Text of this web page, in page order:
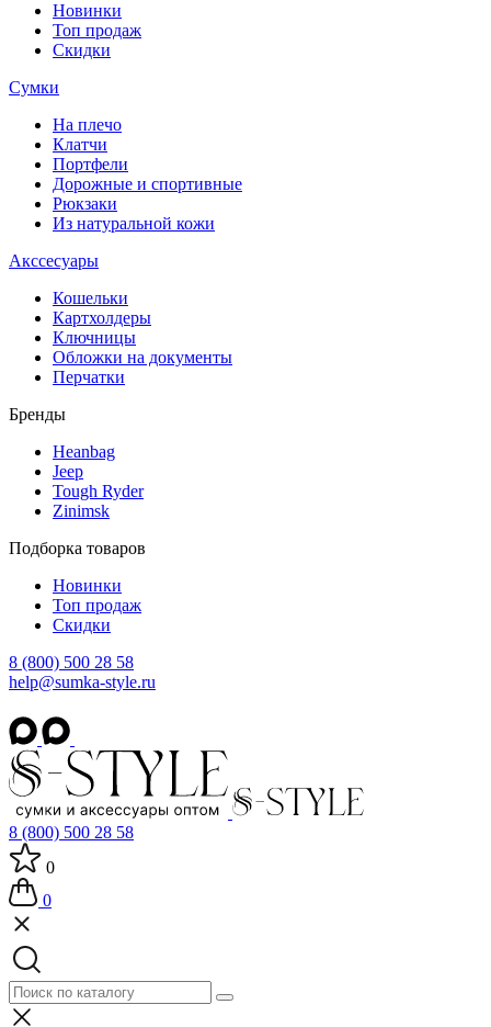
Новинки
Топ продаж
Скидки
Сумки
На плечо
Клатчи
Портфели
Дорожные и спортивные
Рюкзаки
Из натуральной кожи
Акссесуары
Кошельки
Картхолдеры
Ключницы
Обложки на документы
Перчатки
Бренды
Heanbag
Jeep
Tough Ryder
Zinimsk
Подборка товаров
Новинки
Топ продаж
Скидки
8 (800) 500 28 58
help@sumka-style.ru
8 (800) 500 28 58
0
0